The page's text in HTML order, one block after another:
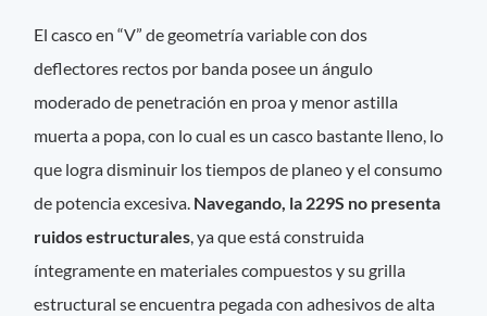
El casco en “V” de geometría variable con dos
deflectores rectos por banda posee un ángulo
moderado de penetración en proa y menor astilla
muerta a popa, con lo cual es un casco bastante lleno, lo
que logra disminuir los tiempos de planeo y el consumo
de potencia excesiva. Navegando, la 229S no presenta
ruidos estructurales, ya que está construida
íntegramente en materiales compuestos y su grilla
estructural se encuentra pegada con adhesivos de alta